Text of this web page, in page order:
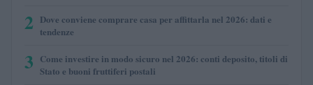
2 Dove conviene comprare casa per affittarla nel 2026: dati e
tendenze
3 Come investire in modo sicuro nel 2026: conti deposito, titoli di
Stato e buoni fruttiferi postali